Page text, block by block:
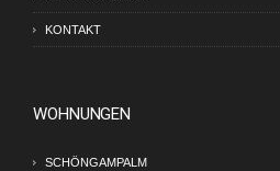
KONTAKT
WOHNUNGEN
SCHÖNGAMPALM